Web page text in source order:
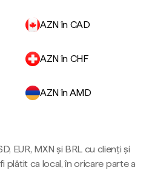
AZN în CAD
AZN în CHF
AZN în AMD
EUR, MXN și BRL cu clienți și
plătit ca local, în oricare parte a